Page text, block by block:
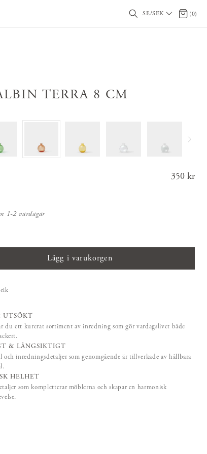
SE/SEK 0 (0)
TERRA 8 CM
Pris :
350 kr
1-2 vardagar
Lägg i varukorgen
UTSÖKT
du ett kurerat sortiment av inredning som gör vardagslivet både
& LÅNGSIKTIGT
och inredningsdetaljer som genomgående är tillverkade av hållbara
HELHET
som kompletterar möblerna och skapar en harmonisk